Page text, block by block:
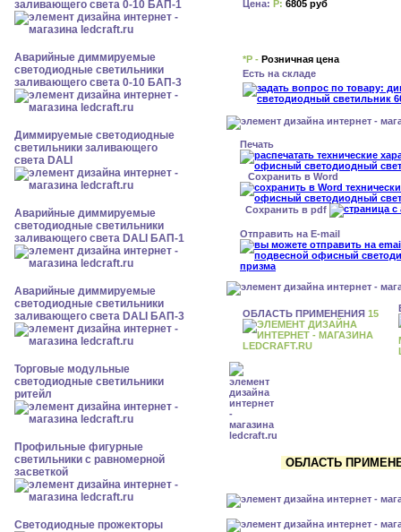
заливающего света 0-10 БАП-1
Аварийные диммируемые
светодиодные светильники
заливающего света 0-10 БАП-3
Диммируемые светодиодные
светильники заливающего
света DALI
Аварийные диммируемые
светодиодные светильники
заливающего света DALI БАП-1
Аварийные диммируемые
светодиодные светильники
заливающего света DALI БАП-3
Торговые модульные
светодиодные светильники
ритейл
Профильные фигурные
светильники с равномерной
засветкой
Светодиодные прожекторы
Цена: Р: 6805 руб
*Р - Розничная цена
Есть на складе
Печать
Сохранить в Word
Сохранить в pdf
Отправить на E-mail
ОБЛАСТЬ ПРИМЕНЕНИЯ 15
ОБЛАСТЬ